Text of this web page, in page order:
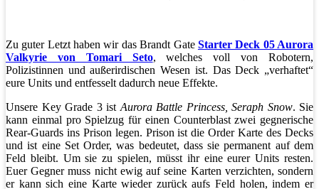
Zu guter Letzt haben wir das Brandt Gate Starter Deck 05 Aurora
Valkyrie von Tomari Seto, welches voll von Robotern,
Polizistinnen und außerirdischen Wesen ist. Das Deck „verhaftet“
eure Units und entfesselt dadurch neue Effekte.
Unsere Key Grade 3 ist Aurora Battle Princess, Seraph Snow. Sie
kann einmal pro Spielzug für einen Counterblast zwei gegnerische
Rear-Guards ins Prison legen. Prison ist die Order Karte des Decks
und ist eine Set Order, was bedeutet, dass sie permanent auf dem
Feld bleibt. Um sie zu spielen, müsst ihr eine eurer Units resten.
Euer Gegner muss nicht ewig auf seine Karten verzichten, sondern
er kann sich eine Karte wieder zurück aufs Feld holen, indem er